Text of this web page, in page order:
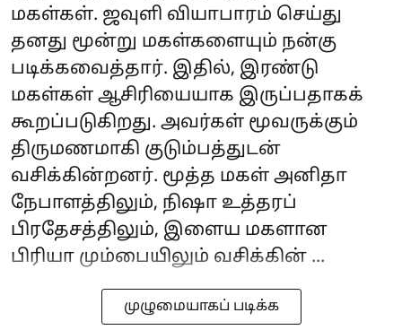
மகள்கள். ஜவுளி வியாபாரம் செய்து
தனது மூன்று மகள்களையும் நன்கு
படிக்கவைத்தார். இதில், இரண்டு
மகள்கள் ஆசிரியையாக இருப்பதாகக்
கூறப்படுகிறது. அவர்கள் மூவருக்கும்
திருமணமாகி குடும்பத்துடன்
வசிக்கின்றனர். மூத்த மகள் அனிதா
நேபாளத்திலும், நிஷா உத்தரப்
பிரதேசத்திலும், இளைய மகளான
பிரியா மும்பையிலும் வசிக்கின் ...
முழுமையாகப் படிக்க